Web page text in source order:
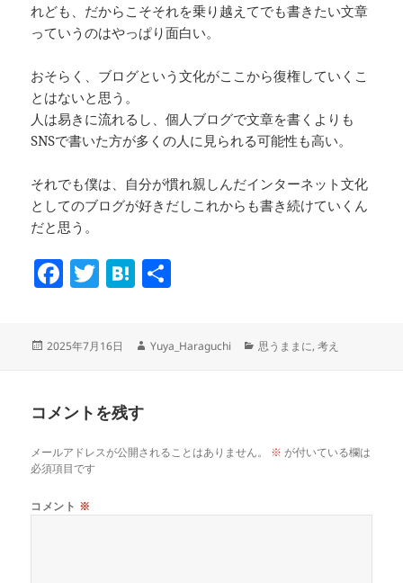
れども、だからこそそれを乗り越えてでも書きたい文章
っていうのはやっぱり面白い。
おそらく、ブログという文化がここから復権していくこ
とはないと思う。
人は易きに流れるし、個人ブログで文章を書くよりも
SNSで書いた方が多くの人に見られる可能性も高い。
それでも僕は、自分が慣れ親しんだインターネット文化
としてのブログが好きだしこれからも書き続けていくん
だと思う。
F
c
e
o
o
k
T
itt
er
H
e
n
投
2025年7月16日
作
Yuya_Haraguchi
カ
思うままに,考え
コメントを残す
メールアドレスが公開されることはありません。 ※ が付いている欄は
必須項目です
コメント ※